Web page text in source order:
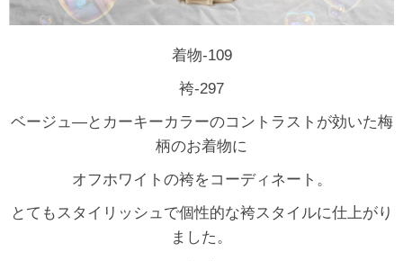
着物-109
袴-297
ベージュ―とカーキーカラーのコントラストが効いた梅
柄のお着物に
オフホワイトの袴をコーディネート。
とてもスタイリッシュで個性的な袴スタイルに仕上がり
ました。